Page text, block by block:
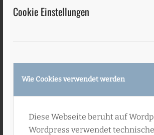
Cookie Einstellungen
Wie Cookies verwendet werden
Diese Webseite beruht auf
Wordpress verwendet
noch ist. Warum also sollte der
Fall nicht auch vorgekommen sein?
hinter diesem Listeneintrag